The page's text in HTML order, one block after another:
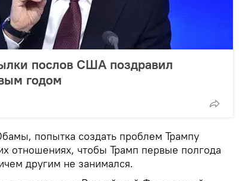
послов США поздравил
годом
попытка создать проблем Трампу
отношениях, чтобы Трамп первые полгода
другим не занимался.